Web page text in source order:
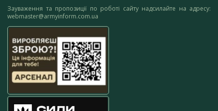
Зауваження та пропозиції по роботі сайту надсилайте на адресу:
webmaster@armyinform.com.ua